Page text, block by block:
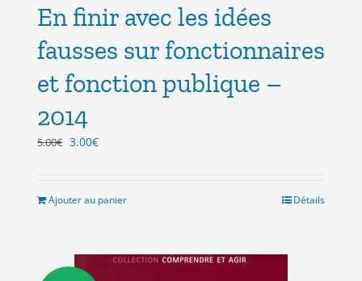
En finir avec les idées
fausses sur fonctionnaires
et fonction publique –
2014
5.00€ Le
était :
3.00€Le
est :
Ajouter au panier Détails